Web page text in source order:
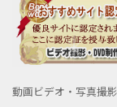
動画ビデオ・写真撮